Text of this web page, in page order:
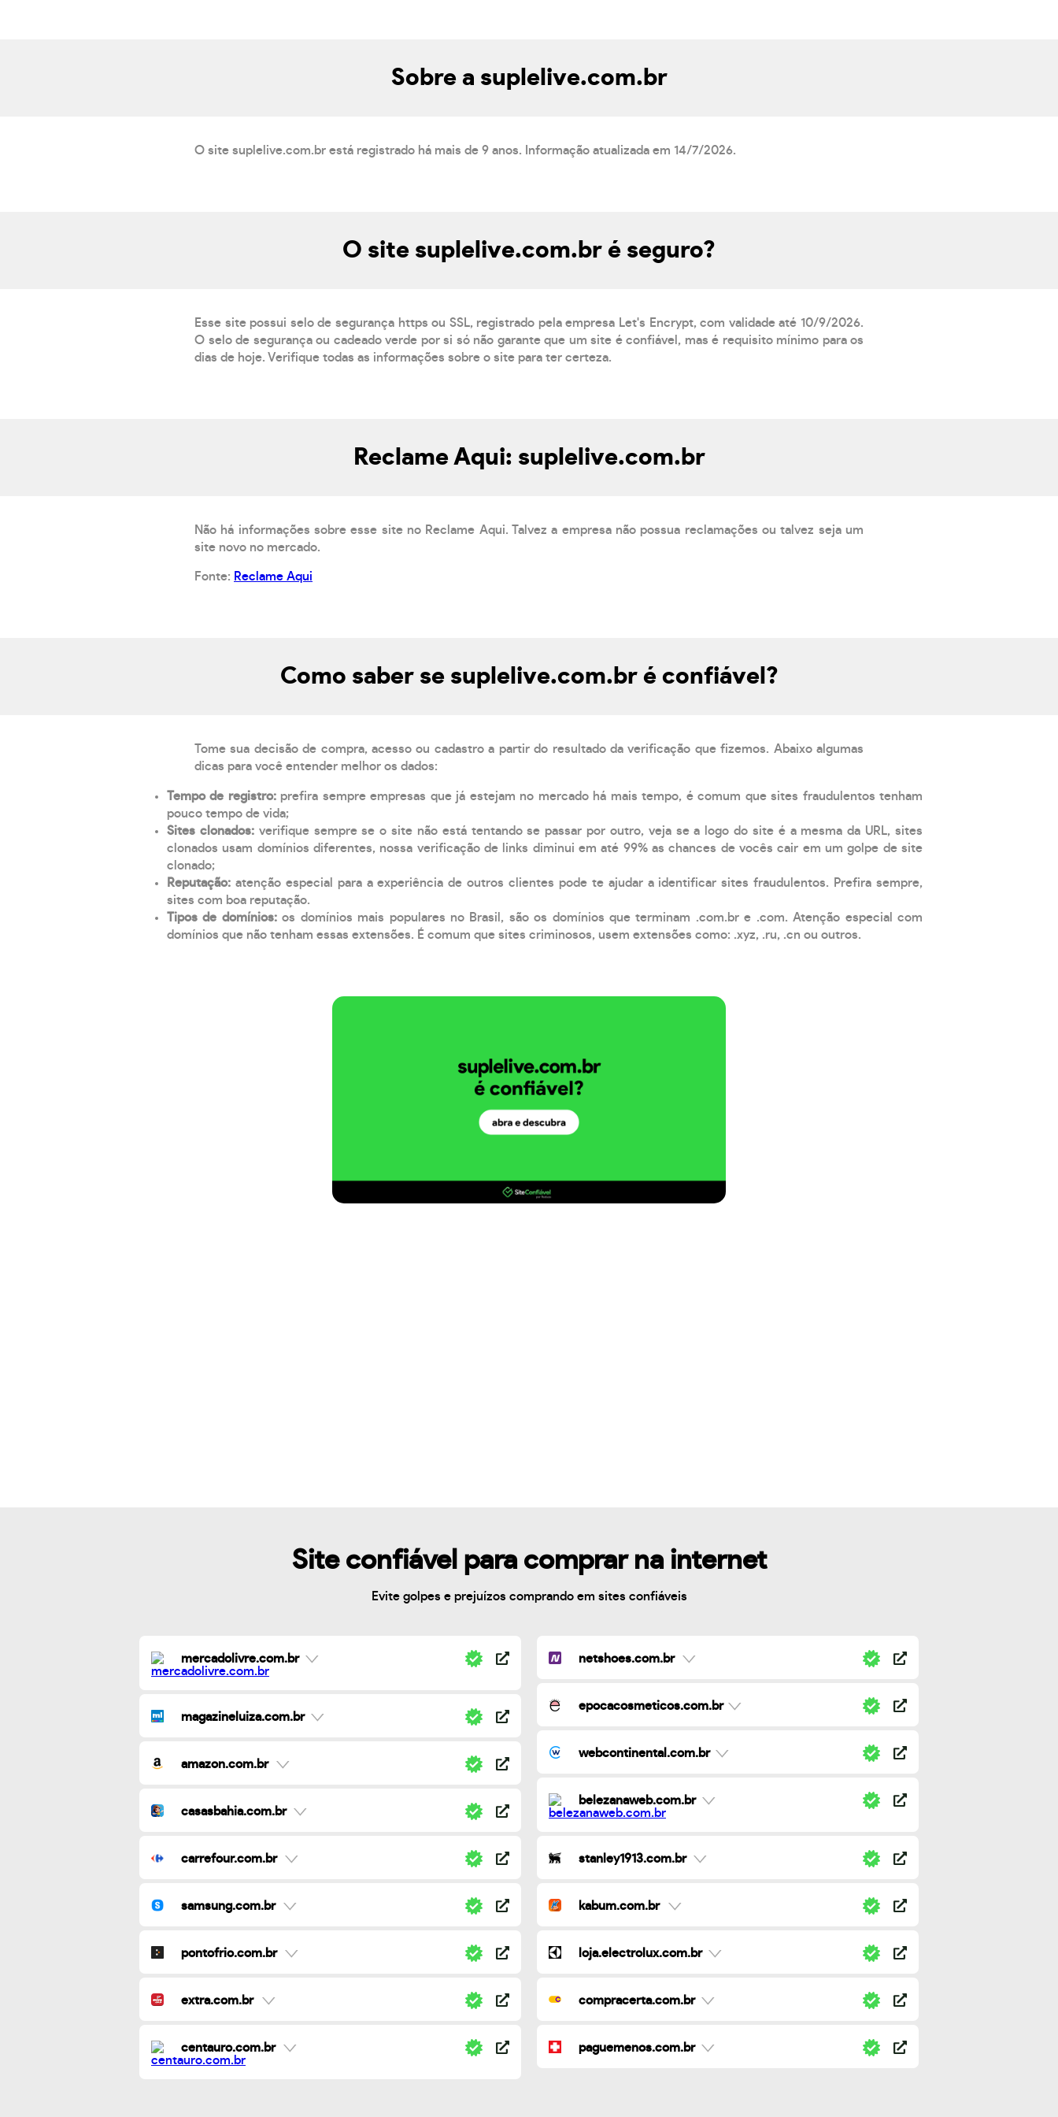
Sobre a suplelive.com.br
O site suplelive.com.br está registrado há mais de 9 anos. Informação atualizada em 14/7/2026.
O site suplelive.com.br é seguro?
Esse site possui selo de segurança https ou SSL, registrado pela empresa Let's Encrypt, com validade até 10/9/2026.
O selo de segurança ou cadeado verde por si só não garante que um site é confiável, mas é requisito mínimo para os
dias de hoje. Verifique todas as informações sobre o site para ter certeza.
Reclame Aqui: suplelive.com.br
Não há informações sobre esse site no Reclame Aqui. Talvez a empresa não possua reclamações ou talvez seja um
site novo no mercado.
Fonte: Reclame Aqui
Como saber se suplelive.com.br é confiável?
Tome sua decisão de compra, acesso ou cadastro a partir do resultado da verificação que fizemos. Abaixo algumas
dicas para você entender melhor os dados:
Tempo de registro: prefira sempre empresas que já estejam no mercado há mais tempo, é comum que sites fraudulentos tenham
pouco tempo de vida;
Sites clonados: verifique sempre se o site não está tentando se passar por outro, veja se a logo do site é a mesma da URL, sites
clonados usam domínios diferentes, nossa verificação de links diminui em até 99% as chances de vocês cair em um golpe de site
clonado;
Reputação: atenção especial para a experiência de outros clientes pode te ajudar a identificar sites fraudulentos. Prefira sempre,
sites com boa reputação.
Tipos de domínios:os domínios mais populares no Brasil, são os domínios que terminam .com.br e .com. Atenção especial com
domínios que não tenham essas extensões. É comum que sites criminosos, usem extensões como: .xyz, .ru, .cn ou outros.
Site confiável para comprar na internet
Evite golpes e prejuízos comprando em sites confiáveis
mercadolivre.com.br
magazineluiza.com.br
amazon.com.br
casasbahia.com.br
carrefour.com.br
samsung.com.br
pontofrio.com.br
extra.com.br
centauro.com.br
netshoes.com.br
epocacosmeticos.com.br
webcontinental.com.br
belezanaweb.com.br
stanley1913.com.br
kabum.com.br
loja.electrolux.com.br
compracerta.com.br
paguemenos.com.br